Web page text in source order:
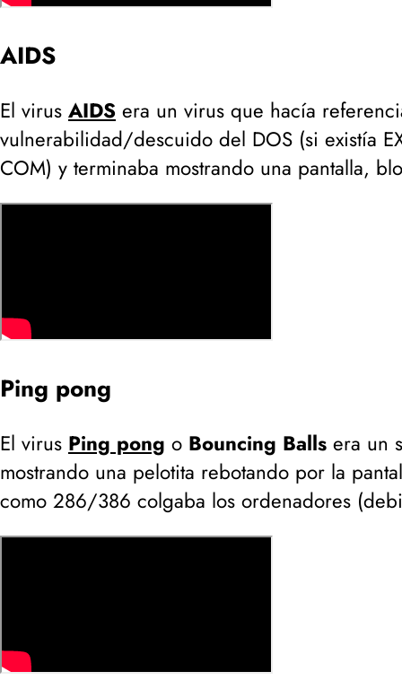
AIDS
El virus AIDS era un virus que hacía
vulnerabilidad/descuido del DOS (si existía
COM) y terminaba mostrando una pantalla,
Ping pong
El virus Ping pong o Bouncing Balls era un
mostrando una pelotita rebotando por la
como 286/386 colgaba los ordenadores (